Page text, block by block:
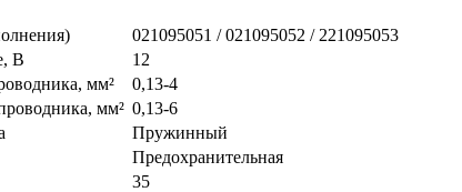
021095051 / 021095052 / 221095053
В
12
мм²
0,13-4
мм² 0,13-6
Пружинный
Предохранительная
35